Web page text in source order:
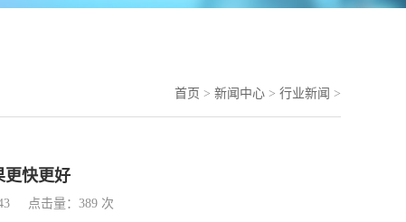
首页 > 新闻中心 > 行业新闻 >
更快更好
点击量：389 次